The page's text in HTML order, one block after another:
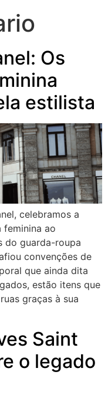
Os
estilista
celebramos a
feminina ao
do guarda-roupa
convenções de
que ainda dita
estão itens que
graças à sua
Saint
o legado